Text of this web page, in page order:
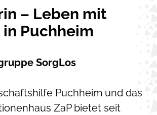
– Leben mit
in Puchheim
SorgLos
Puchheim und das
ZaP bietet seit